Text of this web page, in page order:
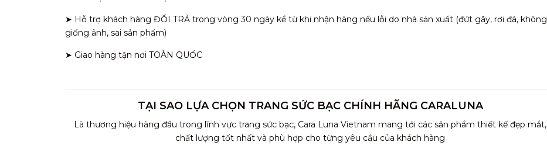
➤ Hỗ trợ khách hàng ĐỔI TRẢ trong vòng 30 ngày kể từ khi nhận hàng nếu lỗi do nhà sản xuất (đứt gãy, rơi đá, không
giống ảnh, sai sản phẩm)
➤ Giao hàng tận nơi TOÀN QUỐC
TẠI SAO LỰA CHỌN TRANG SỨC BẠC CHÍNH HÃNG CARALUNA
Là thương hiệu hàng đầu trong lĩnh vực trang sức bạc, Cara Luna Vietnam mang tới các sản phẩm thiết kế đẹp mắt,
chất lượng tốt nhất và phù hợp cho từng yêu cầu của khách hàng